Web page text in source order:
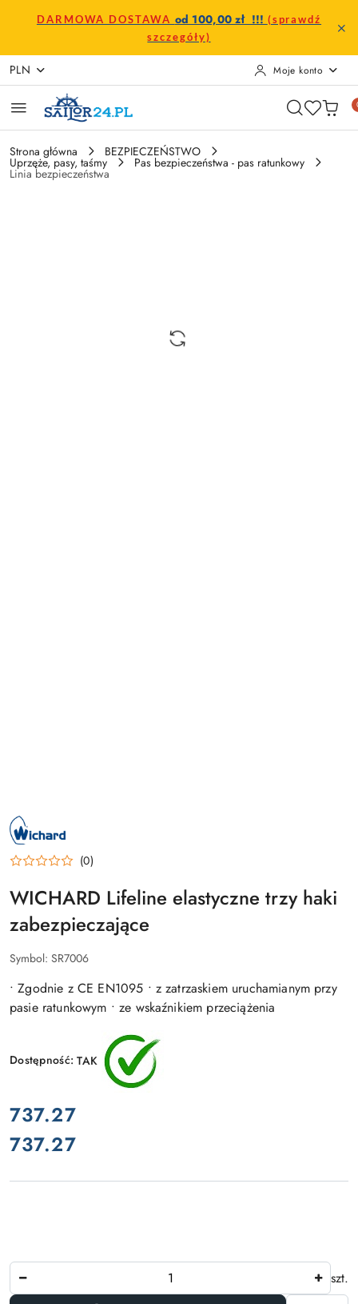
Przejdź do treści głównej
Przejdź do wyszukiwarki
Przejdź do moje konto
Przejdź do menu głównego
Przejdź do opisu produktu
Przejdź do stopki
DARMOWA DOSTAWA od 100,00 zł !!! (sprawdź
szczegóły)
PLN Moje konto
Strona główna BEZPIECZEŃSTWO
Uprzęże, pasy, taśmy Pas bezpieczeństwa - pas ratunkowy
Linia bezpieczeństwa
NAZWA
PRODUCENTA:
WICHARD
(0)
WICHARD Lifeline elastyczne trzy haki
zabezpieczające
Symbol: SR7006
• Zgodnie z CE EN1095 • z zatrzaskiem uruchamianym przy
pasie ratunkowym • ze wskaźnikiem przeciążenia
Dostępność:TAK
cena:
737.27
Cena:
737.27
szt.